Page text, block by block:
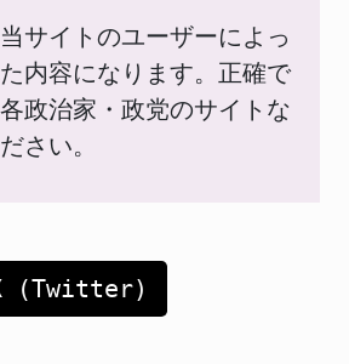
サイトのユーザーによっ
内容になります。正確で
政治家・政党のサイトな
さい。
(Twitter)